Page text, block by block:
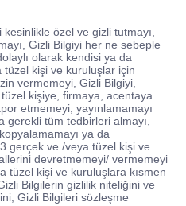
özel ve gizli tutmayı,
Gizli Bilgiyi her ne sebeple
olarak kendisi ya da
kişi ve kuruluşlar için
vermemeyi, Gizli Bilgiyi,
kişiye, firmaya, acentaya
etmemeyi, yayınlamamayı
tüm tedbirleri almayı,
ya da
ve /veya tüzel kişi ve
devretmemeyi/ vermemeyi
tüzel kişi ve kuruluşlara kısmen
Bilgilerin gizlilik niteliğini ve
Gizli Bilgileri sözleşme